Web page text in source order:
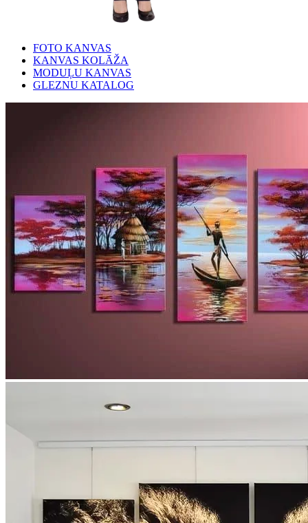
FOTO KANVAS
KANVAS KOLĀŽA
MODUĻU KANVAS
GLEZNU KATALOG